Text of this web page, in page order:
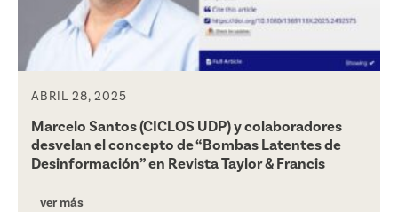
ABRIL 28, 2025
Marcelo Santos (CICLOS UDP) y colaboradores
desvelan el concepto de “Bombas Latentes de
Desinformación” en Revista Taylor & Francis
ver más